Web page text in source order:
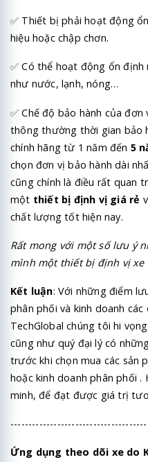
✅ Thiết bị phải hoạt động
hiệu hoặc chập chơn.
✅ Có thể hoạt động ổn
như nước, lạnh, nóng…
✅ Chế độ bảo hành của đơn
thông thường thời gian bảo
chính hãng từ 1 năm đến 5
chọn đơn vị bảo hành dài
cũng chính là điều rất quan
một thiết bị định vị giá rẻ
chất lượng tốt hiện nay.
Rất mong với một số lưu ý
mình một thiết bị định vị xe
Kết luận: Với những điểm
phân phối và kinh doanh
TechGlobal chúng tôi hi
cũng như quý đại lý có
trước khi chọn mua các sản
hoặc kinh doanh phân phối
minh, để đạt được giá trị
Ứng dụng theo dõi xe do